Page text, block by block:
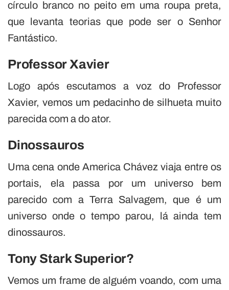
círculo branco no peito em uma roupa preta,
que levanta teorias que pode ser o Senhor
Fantástico.
Professor Xavier
Logo após escutamos a voz do Professor
Xavier, vemos um pedacinho de silhueta muito
parecida com a do ator.
Dinossauros
Uma cena onde America Chávez viaja entre os
portais, ela passa por um universo bem
parecido com a Terra Salvagem, que é um
universo onde o tempo parou, lá ainda tem
dinossauros.
Tony Stark Superior?
Vemos um frame de alguém voando, com uma